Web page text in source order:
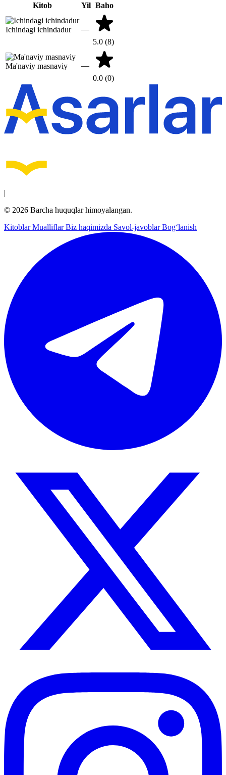
Kitob
Yil Baho
Ichindagi ichindadur
—
5.0 (8)
Ma'naviy masnaviy
—
0.0 (0)
|
© 2026 Barcha huquqlar himoyalangan.
KitoblarMualliflarBiz haqimizda Savol-javoblarBog‘lanish